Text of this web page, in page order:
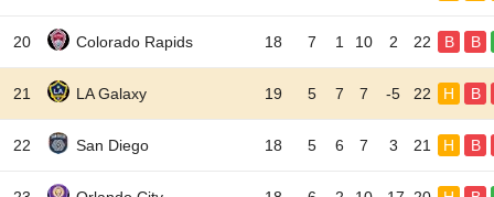
20 Colorado Rapids 18 7 1 10 2 22 B B
21 LA Galaxy 19 5 7 7 -5 22 H B
22 San Diego 18 5 6 7 3 21 H B